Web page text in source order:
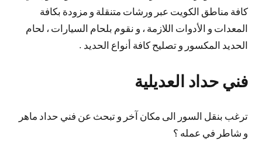
كافة مناطق الكويت عبر ورشات متنقلة و مزودة بكافة
المعدات و الأدوات اللازمة ، و نقوم بلحام السيارات ، لحام
الحديد المكسور و تصليح كافة أنواع الحديد .
فني حداد العديلية
ترغب بنقل السور الى مكان آخر و تبحث عن فني حداد ماهر
و شاطر في عمله ؟